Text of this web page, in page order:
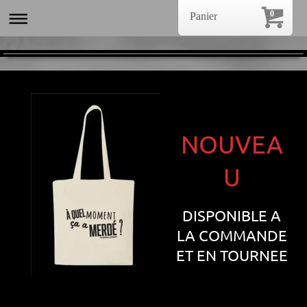
NOUVEA
U
DISPONIBLE A
LA COMMANDE
ET EN TOURNEE
0
Panier